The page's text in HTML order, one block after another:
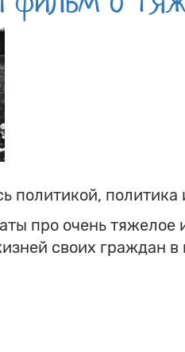
политикой, политика
про очень
своих граждан